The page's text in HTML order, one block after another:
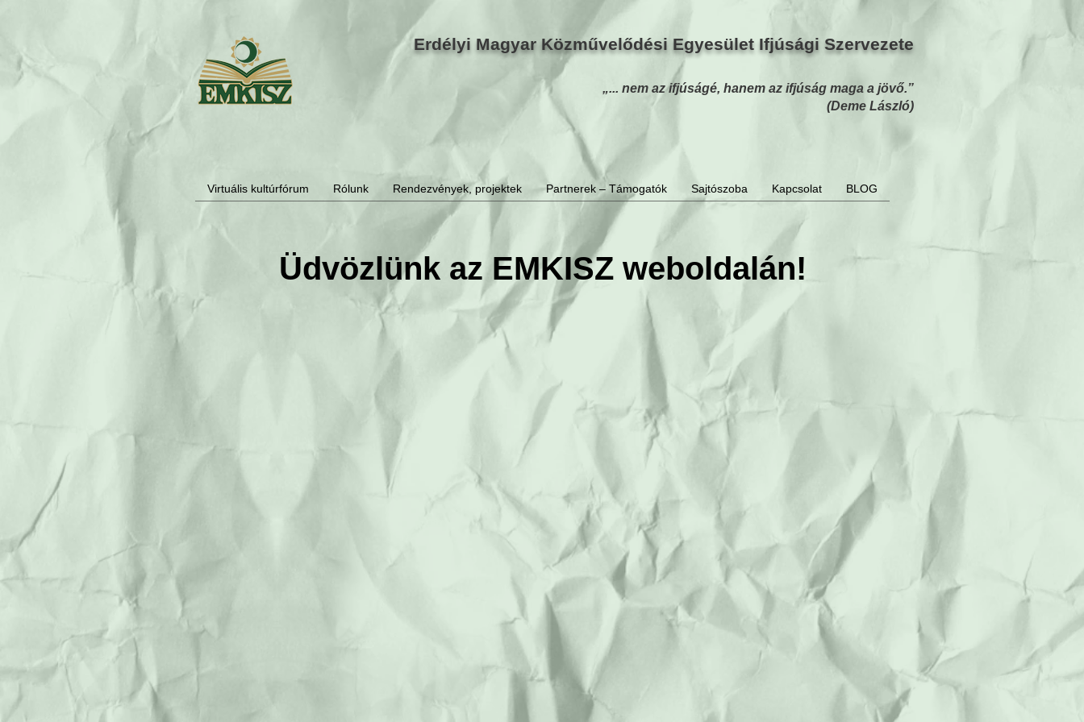
Erdélyi Magyar Közművelődési Egyesület Ifjúsági Szervezete
„... nem az ifjúságé, hanem az ifjúság maga a jövő.”
(Deme László)
Virtuális kultúrfórum Rólunk Rendezvények, projektek Partnerek – Támogatók Sajtószoba Kapcsolat BLOG
Üdvözlünk az EMKISZ weboldalán!
Katt a képre, és merülj el programjainkban! 100%-ig vírusmentes ;)